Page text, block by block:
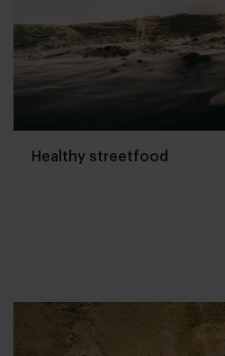
Healthy streetfood